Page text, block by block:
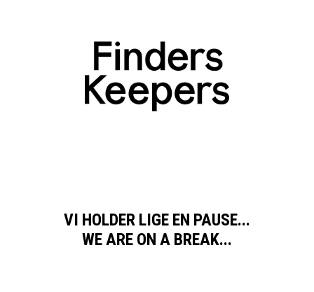
VI HOLDER LIGE EN PAUSE...
WE ARE ON A BREAK...